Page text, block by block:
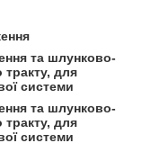
та шлунково-
тракту, для
системи
та шлунково-
тракту, для
системи